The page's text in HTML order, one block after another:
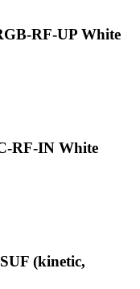
RF-UP White
RF-IN White
(kinetic,